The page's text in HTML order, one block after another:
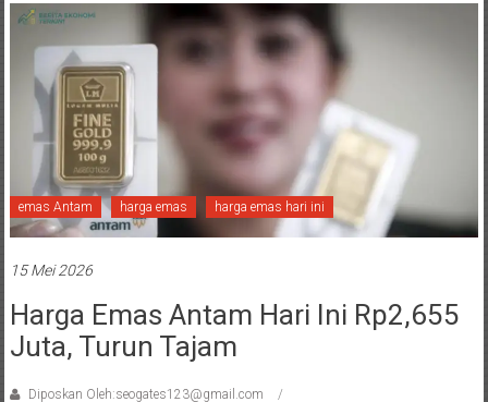
emas Antam harga emas harga emas hari ini
15 Mei 2026
Harga Emas Antam Hari Ini Rp2,655
Juta, Turun Tajam
Diposkan Oleh:seogates123@gmail.com